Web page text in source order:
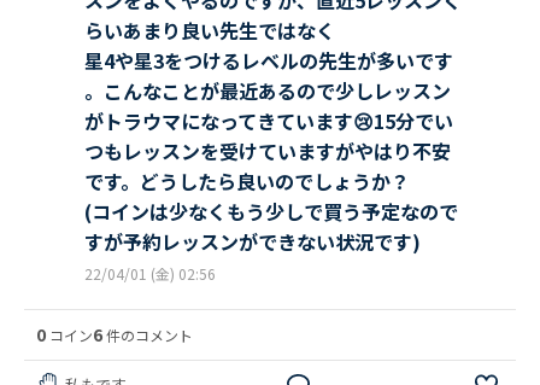
らいあまり良い先生ではなく
星4や星3をつけるレベルの先生が多いです
。こんなことが最近あるので少しレッスン
がトラウマになってきています😢15分でい
つもレッスンを受けていますがやはり不安
です。どうしたら良いのでしょうか？
(コインは少なくもう少しで買う予定なので
すが予約レッスンができない状況です)
22/04/01 (金) 02:56
0 コイン6件のコメント